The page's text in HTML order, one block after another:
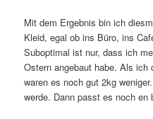
Mit dem Ergebnis bin ich
Kleid, egal ob ins Büro, ins
Suboptimal ist nur, dass ich
Ostern angebaut habe. Als ich
waren es noch gut 2kg
werde. Dann passt es noch